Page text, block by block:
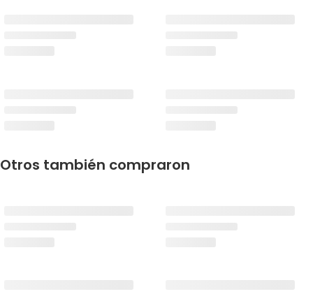
Otros también compraron